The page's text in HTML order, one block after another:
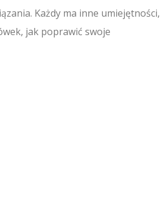
Każdy ma inne umiejętności,
jak poprawić swoje